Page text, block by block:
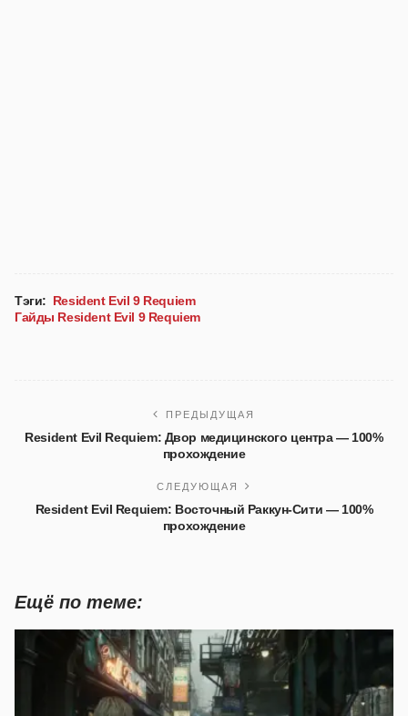
Тэги: Resident Evil 9 Requiem
Гайды Resident Evil 9 Requiem
ПРЕДЫДУЩАЯ
Resident Evil Requiem: Двор медицинского центра — 100%
прохождение
СЛЕДУЮЩАЯ
Resident Evil Requiem: Восточный Раккун-Сити — 100%
прохождение
Ещё по теме: